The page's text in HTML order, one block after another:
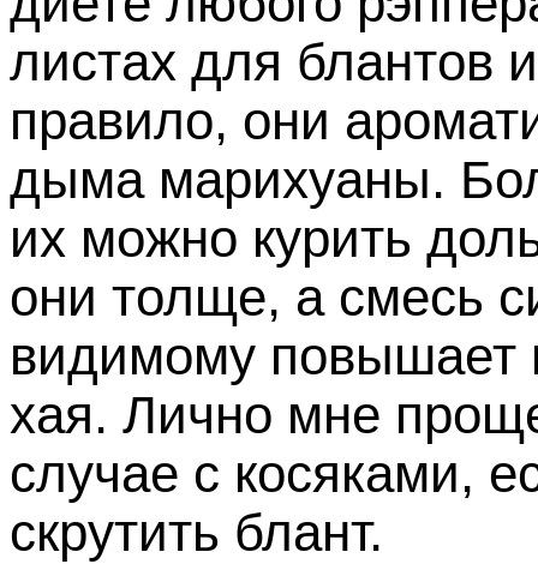
листах для блантов
правило, они
дыма марихуаны.
их можно курить
они толще, а смесь
видимому повышает
хая. Лично мне
случае с косяками,
скрутить блант.